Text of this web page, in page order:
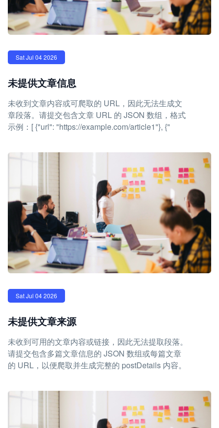
Sat Jul 04 2026
未提供文章信息
未收到文章内容或可爬取的 URL，因此无法生成文
章段落。请提交包含文章 URL 的 JSON 数组，格式
示例：[ {"url": "https://example.com/article1"}, {"
Sat Jul 04 2026
未提供文章来源
未收到可用的文章内容或链接，因此无法提取段落。
请提交包含多篇文章信息的 JSON 数组或每篇文章
的 URL，以便爬取并生成完整的 postDetails 内容。